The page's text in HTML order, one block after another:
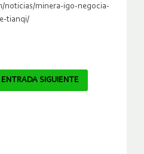
minera-igo-negocia-
tianqi/
ENTRADA SIGUIENTE